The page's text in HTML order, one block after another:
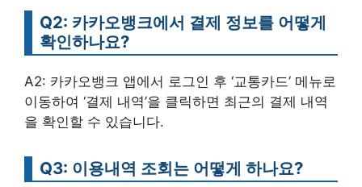
Q2: 카카오뱅크에서 결제 정보를 어떻게
확인하나요?
A2: 카카오뱅크 앱에서 로그인 후 ‘교통카드’ 메뉴로
이동하여 ‘결제 내역’을 클릭하면 최근의 결제 내역
을 확인할 수 있습니다.
Q3: 이용내역 조회는 어떻게 하나요?